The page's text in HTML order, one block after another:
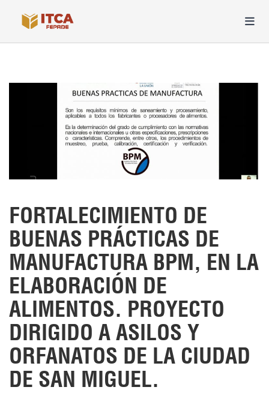
FORTALECIMIENTO DE
BUENAS PRÁCTICAS DE
MANUFACTURA BPM, EN LA
ELABORACIÓN DE
ALIMENTOS. PROYECTO
DIRIGIDO A ASILOS Y
ORFANATOS DE LA CIUDAD
DE SAN MIGUEL.